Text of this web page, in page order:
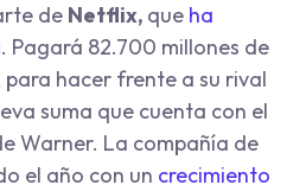
de Netflix, que ha
. Pagará 82.700 millones de
hacer frente a su rival
suma que cuenta con el
Warner. La compañía de
el año con un crecimiento